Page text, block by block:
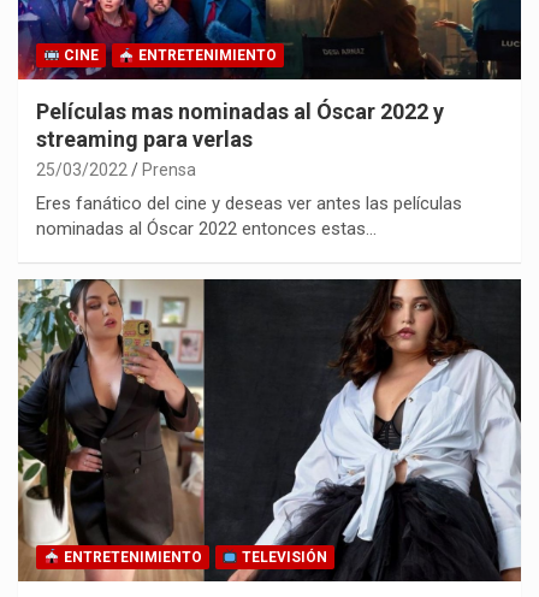
CINE ENTRETENIMIENTO
Películas mas nominadas al Óscar 2022 y
streaming para verlas
25/03/2022 Prensa
Eres fanático del cine y deseas ver antes las películas
nominadas al Óscar 2022 entonces estas…
ENTRETENIMIENTO TELEVISIÓN